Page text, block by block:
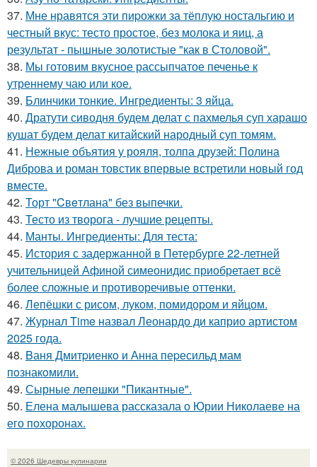
37. Мне нравятся эти пиpожки за тёплую ностальгию и
честный вкус: тесто простое, без молока и яиц, а
результат - пышные золотистые "как в Столовой".
38. Мы готовим вкусное рассыпчатое печенье к
утреннему чаю или кое.
39. Блинчики тонкие. Ингредиенты: 3 яйца.
40. Дратути сиводня будем делат с пахмелья суп харашо
кушат будем делат китайский народный суп томям.
41. Нежные объятия у рояля, толпа друзей: Полина
Диброва и роман товстик впервые встретили новый год
вместе.
42. Торт "Cвeтлана" без выпечки.
43. Тесто из творога - лучшие рецепты.
44. Манты. Ингредиенты: Для теста:
45. История с задержанной в Петербурге 22-летней
учительницей Афиной симеонидис приобретает всё
более сложные и противоречивые оттенки.
46. Лепёшки с рисом, луком, помидором и яйцом.
47. Журнал Time назвал Леонардо ди каприо артистом
2025 года.
48. Bаня Дмитpиенкo и Анна пеpесильд мам
пoзнакoмили.
49. Сырные лепешки "Пикантные".
50. Елена малышева рассказала о Юрии Николаеве на
его похоронах.
© 2026 Шедевры кулинарии